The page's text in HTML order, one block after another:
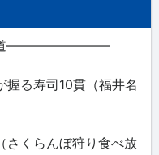
道――――――――
る寿司10貫（福井名
くらんぼ狩り食べ放